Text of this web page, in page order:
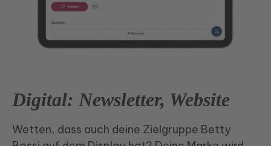
Digital: Newsletter, Website
Wetten, dass auch deine Zielgruppe Betty